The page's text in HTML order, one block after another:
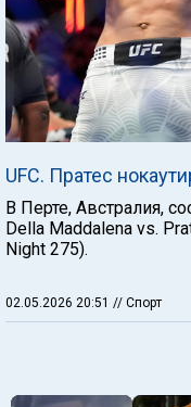
UFC. Пратес
В Перте, Австралия,
Della Maddalena vs.
Night 275).
02.05.2026 20:51 // Спорт